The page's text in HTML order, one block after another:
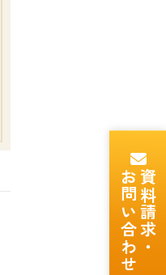
資料請求・
お問い合わせ